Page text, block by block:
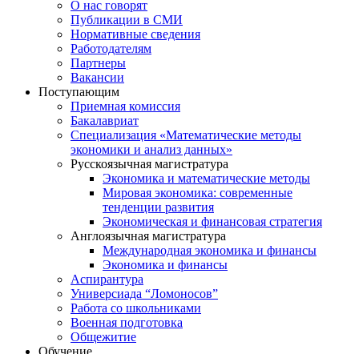
О нас говорят
Публикации в СМИ
Нормативные сведения
Работодателям
Партнеры
Вакансии
Поступающим
Приемная комиссия
Бакалавриат
Специализация «Математические методы
экономики и анализ данных»
Русскоязычная магистратура
Экономика и математические методы
Мировая экономика: современные
тенденции развития
Экономическая и финансовая стратегия
Англоязычная магистратура
Международная экономика и финансы
Экономика и финансы
Аспирантура
Универсиада “Ломоносов”
Работа со школьниками
Военная подготовка
Общежитие